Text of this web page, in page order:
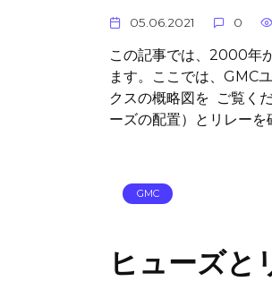
05.06.2021 0
この記事では、2000年
ます。ここでは、
クスの概略図を ご覧く
ーズの配置）とリレーを
GMC
ヒューズ